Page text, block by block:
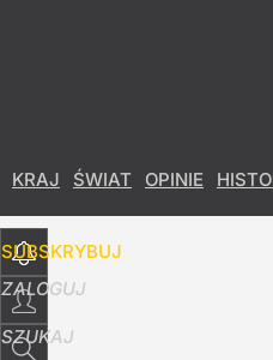
KRAJ ŚWIAT OPINIE
SUBSKRYBUJ
ZALOGUJ
SZUKAJ